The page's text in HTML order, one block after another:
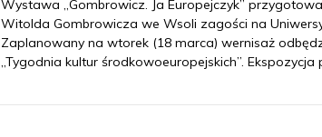
Wystawa „Gombrowicz. Ja Europejczyk”
Witolda Gombrowicza we Wsoli zagości na
Zaplanowany na wtorek (18 marca) wernisaż
„Tygodnia kultur środkowoeuropejskich”.